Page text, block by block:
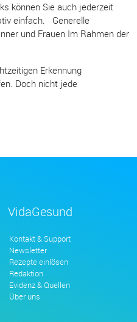
können Sie auch jederzeit
einfach. Generelle
und Frauen Im Rahmen der
Erkennung
Doch nicht jede
VidaGesund
Kontakt & Support
Newsletter
Rezepte einlösen
Redaktion
Evidenz & Quellen
Über uns